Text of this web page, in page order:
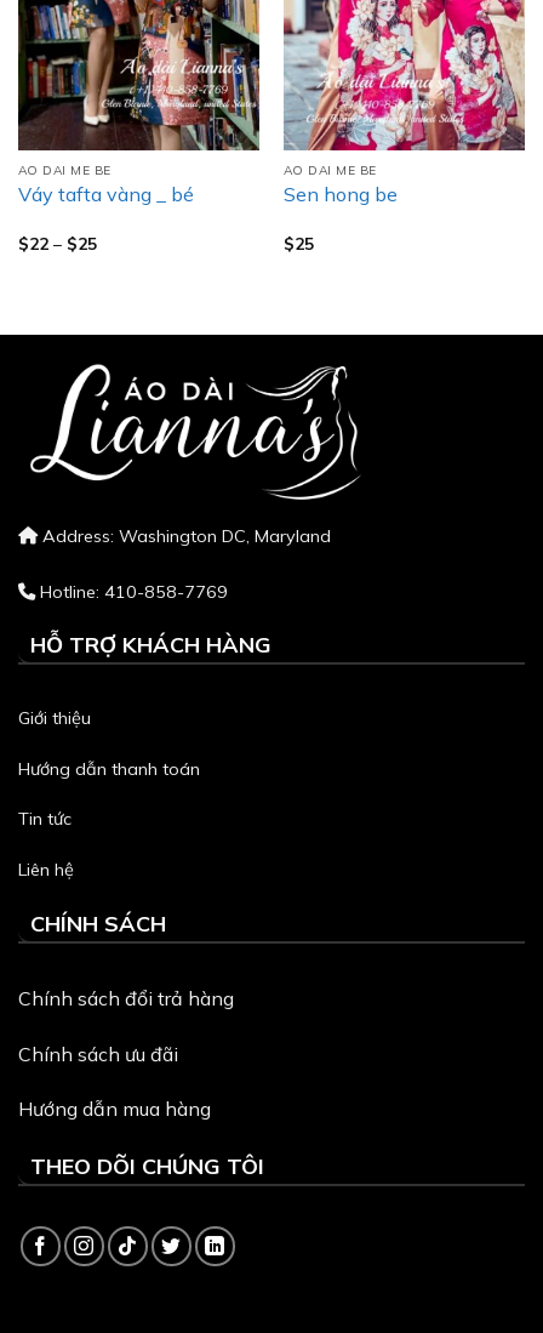
AO DAI ME BE
Váy tafta vàng _ bé
$22 – $25Khoảng
AO DAI ME BE
Sen hong be
$25
Address: Washington DC, Maryland
Hotline: 410-858-7769
HỖ TRỢ KHÁCH HÀNG
Giới thiệu
Hướng dẫn thanh toán
Tin tức
Liên hệ
CHÍNH SÁCH
Chính sách đổi trả hàng
Chính sách ưu đãi
Hướng dẫn mua hàng
THEO DÕI CHÚNG TÔI